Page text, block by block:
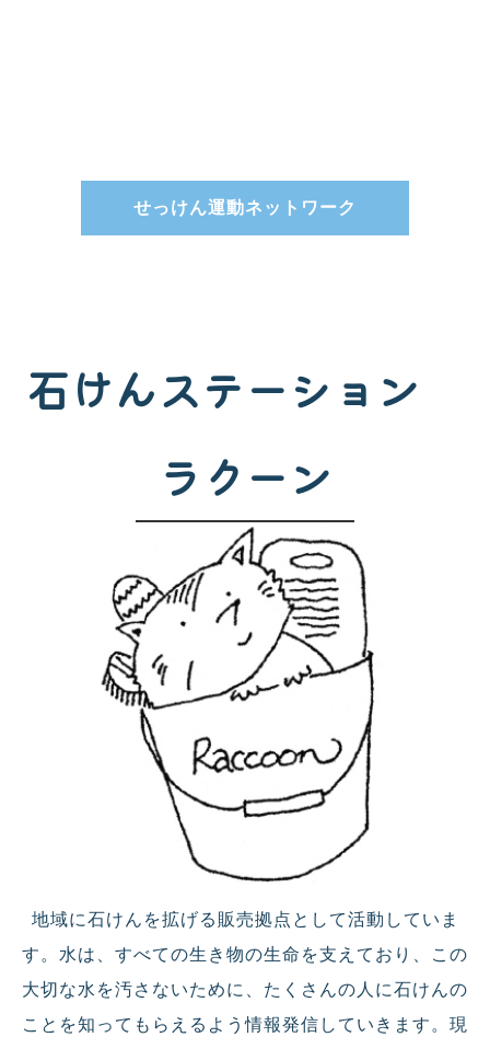
せっけん運動ネットワーク
石けんステーション
ラクーン
地域に石けんを拡げる販売拠点として活動していま
す。水は、すべての生き物の生命を支えており、この
大切な水を汚さないために、たくさんの人に石けんの
ことを知ってもらえるよう情報発信していきます。現